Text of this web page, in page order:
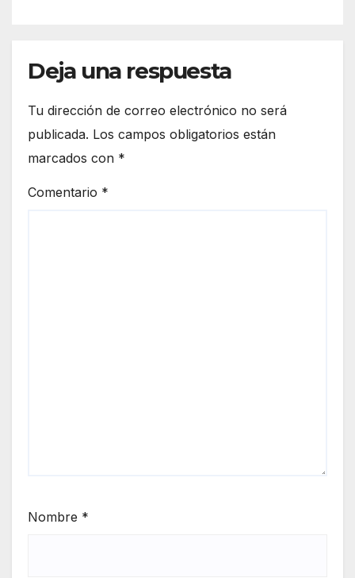
Deja una respuesta
Tu dirección de correo electrónico no será
publicada. Los campos obligatorios están
marcados con *
Comentario *
Nombre *